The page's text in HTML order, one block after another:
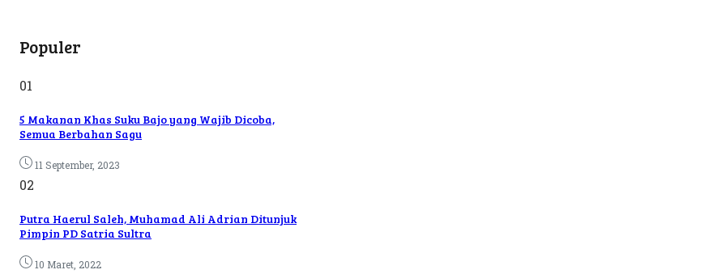
Populer
01
5 Makanan Khas Suku Bajo yang Wajib Dicoba,
Semua Berbahan Sagu
11 September, 2023
02
Putra Haerul Saleh, Muhamad Ali Adrian Ditunjuk
Pimpin PD Satria Sultra
10 Maret, 2022